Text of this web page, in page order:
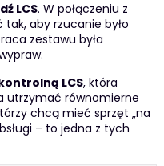
LCS. W połączeniu z
tak, aby rzucanie było
zestawu była
LCS, która
utrzymać równomierne
chcą mieć sprzęt „na
– to jedna z tych